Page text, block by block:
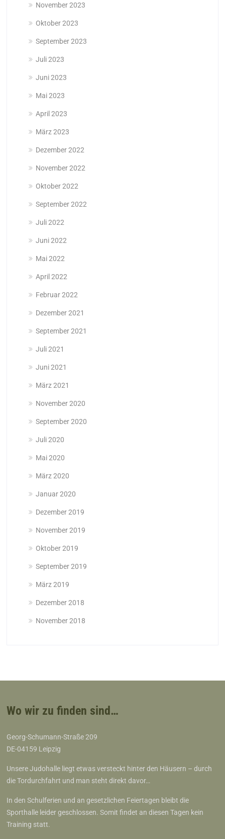
November 2023
Oktober 2023
September 2023
Juli 2023
Juni 2023
Mai 2023
April 2023
März 2023
Dezember 2022
November 2022
Oktober 2022
September 2022
Juli 2022
Juni 2022
Mai 2022
April 2022
Februar 2022
Dezember 2021
September 2021
Juli 2021
Juni 2021
März 2021
November 2020
September 2020
Juli 2020
Mai 2020
März 2020
Januar 2020
Dezember 2019
November 2019
Oktober 2019
September 2019
März 2019
Dezember 2018
November 2018
Wo wir zu finden sind…
Georg-Schumann-Straße 209
DE-04159 Leipzig
Unsere Judohalle liegt etwas versteckt hinter den Häusern – durch
die Tordurchfahrt und man steht direkt davor…
In den Schulferien und an gesetzlichen Feiertagen bleibt die
Sporthalle leider geschlossen. Somit findet an diesen Tagen kein
Training statt.